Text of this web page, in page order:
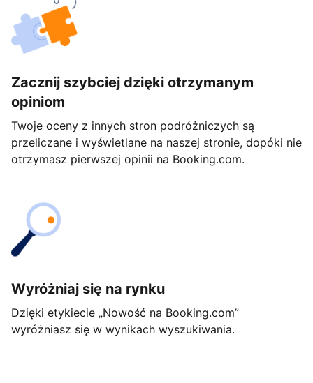
Zacznij szybciej dzięki otrzymanym
opiniom
Twoje oceny z innych stron podróżniczych są
przeliczane i wyświetlane na naszej stronie, dopóki nie
otrzymasz pierwszej opinii na Booking.com.
Wyróżniaj się na rynku
Dzięki etykiecie „Nowość na Booking.com”
wyróżniasz się w wynikach wyszukiwania.